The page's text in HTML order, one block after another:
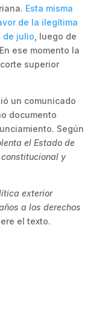
Esta misma
de la ilegítima
de julio , luego de
ese momento la
superior
un comunicado
documento
Según
el Estado de
y
exterior
a los derechos
el texto.